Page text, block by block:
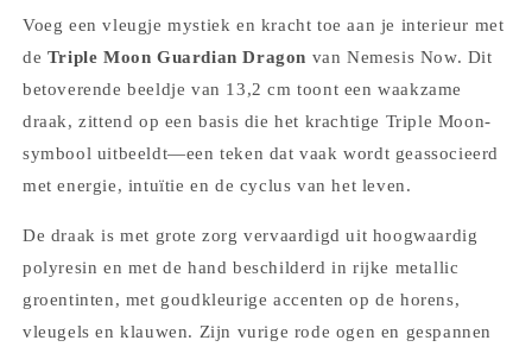
Voeg een vleugje mystiek en kracht toe aan je interieur met
de Triple Moon Guardian Dragon van Nemesis Now. Dit
betoverende beeldje van 13,2 cm toont een waakzame
draak, zittend op een basis die het krachtige Triple Moon-
symbool uitbeeldt—een teken dat vaak wordt geassocieerd
met energie, intuïtie en de cyclus van het leven.
De draak is met grote zorg vervaardigd uit hoogwaardig
polyresin en met de hand beschilderd in rijke metallic
groentinten, met goudkleurige accenten op de horens,
vleugels en klauwen. Zijn vurige rode ogen en gespannen